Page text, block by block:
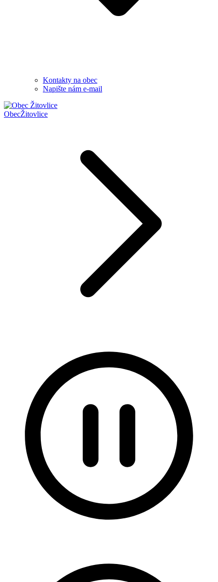
Kontakty na obec
Napište nám e-mail
ObecŽitovlice